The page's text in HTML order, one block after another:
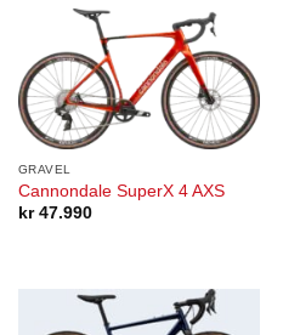
GRAVEL
Cannondale SuperX 4 AXS
kr47.990